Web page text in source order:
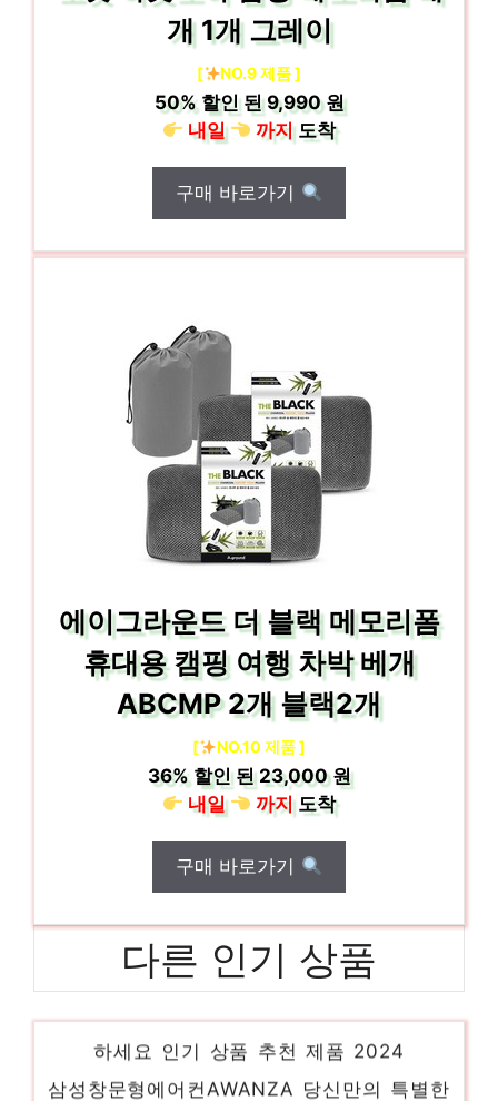
개 1개 그레이
[ NO.9 제품 ]
50%할인 된9,990 원
내일
까지도착
구매 바로가기
에이그라운드 더 블랙 메모리폼
휴대용 캠핑 여행 차박 베개
ABCMP 2개 블랙2개
[ NO.10 제품 ]
36%할인 된23,000 원
내일
까지도착
구매 바로가기
다른 인기 상품
하세요 인기 상품 추천 제품 2024
삼성창문형에어컨AWANZA 당신만의 특별한